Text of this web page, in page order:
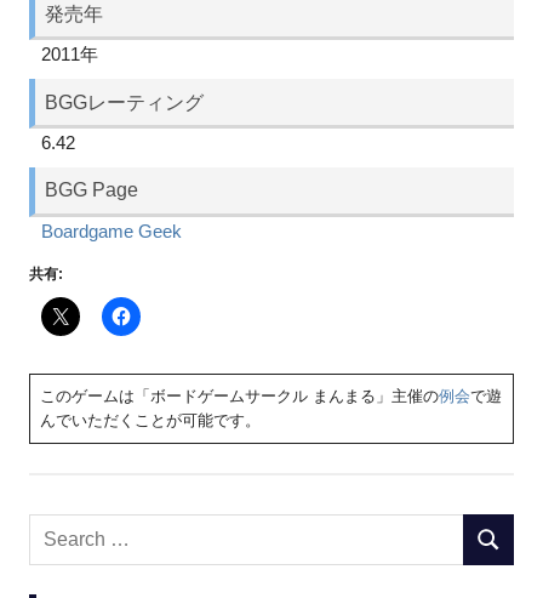
発売年
2011年
BGGレーティング
6.42
BGG Page
Boardgame Geek
共有:
このゲームは「ボードゲームサークル まんまる」主催の例会で遊
んでいただくことが可能です。
Search